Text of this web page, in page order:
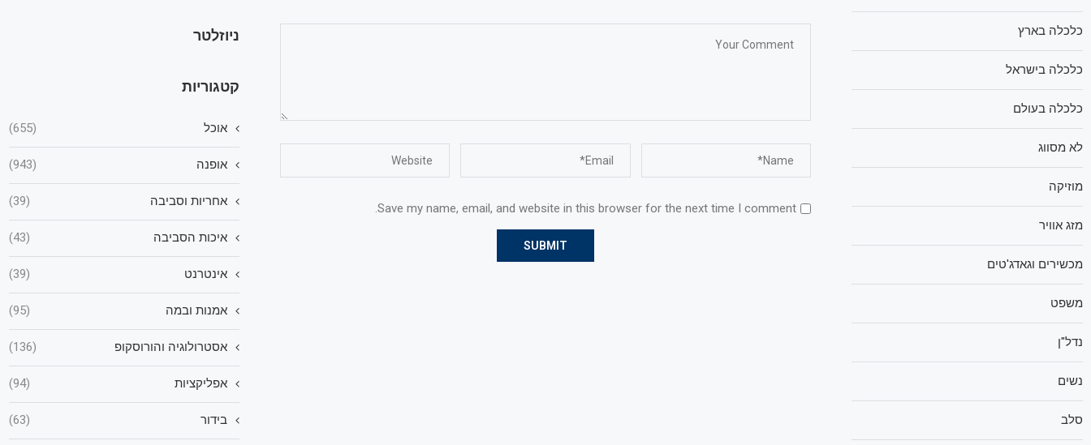
Save my name, email, and website in this browser for the next time I comment.
ניוזלטר
קטגוריות
אוכל (655)
אופנה (943)
אחריות וסביבה (39)
איכות הסביבה (43)
אינטרנט (39)
אמנות ובמה (95)
אסטרולוגיה והורוסקופ (136)
אפליקציות (94)
בידור (63)
כלכלה בארץ
כלכלה בישראל
כלכלה בעולם
לא מסווג
מוזיקה
מזג אוויר
מכשירים וגאדג'טים
משפט
נדל"ן
נשים
סלב